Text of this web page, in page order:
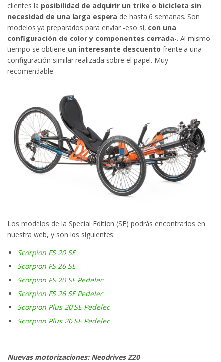
clientes la posibilidad de adquirir un trike o bicicleta sin
necesidad de una larga espera de hasta 6 semanas. Son
modelos ya preparados para enviar -eso sí, con una
configuración de color y componentes cerrada-. Al mismo
tiempo se obtiene un interesante descuento frente a una
configuración similar realizada sobre el papel. Muy
recomendable.
Los modelos de la Special Edition (SE) podrás encontrarlos en
nuestra web, y son los siguientes:
Scorpion FS 20 SE
Scorpion FS 26 SE
Scorpion FS 20 SE Pedelec
Scorpion FS 26 SE Pedelec
Scorpion Plus 20 SE Pedelec
Scorpion Plus 26 SE Pedelec
Nuevas motorizaciones: Neodrives Z20